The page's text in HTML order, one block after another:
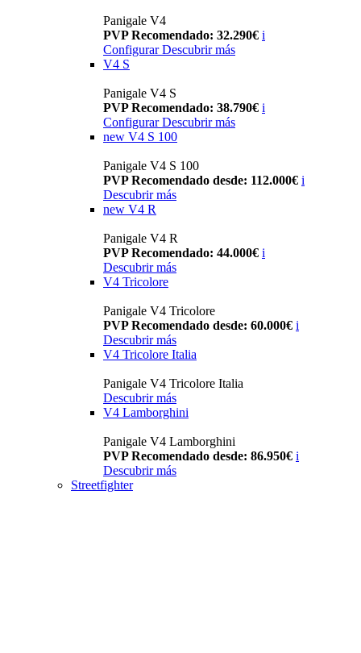
Panigale V4
PVP Recomendado: 32.290€ i
Configurar Descubrir más
V4 S
Panigale V4 S
PVP Recomendado: 38.790€ i
Configurar Descubrir más
new V4 S 100
Panigale V4 S 100
PVP Recomendado desde: 112.000€ i
Descubrir más
new V4 R
Panigale V4 R
PVP Recomendado: 44.000€ i
Descubrir más
V4 Tricolore
Panigale V4 Tricolore
PVP Recomendado desde: 60.000€ i
Descubrir más
V4 Tricolore Italia
Panigale V4 Tricolore Italia
Descubrir más
V4 Lamborghini
Panigale V4 Lamborghini
PVP Recomendado desde: 86.950€ i
Descubrir más
Streetfighter